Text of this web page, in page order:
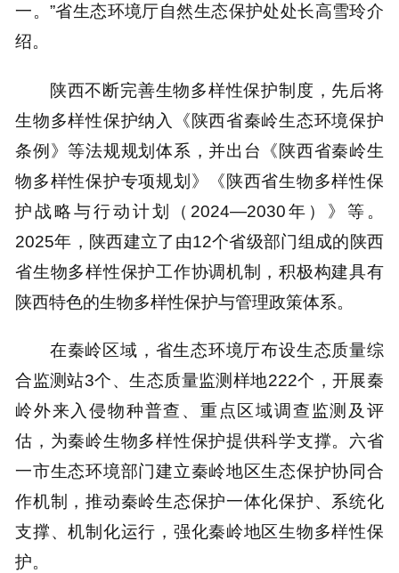
一。”省生态环境厅自然生态保护处处长高雪玲介
绍。
陕西不断完善生物多样性保护制度，先后将
生物多样性保护纳入《陕西省秦岭生态环境保护
条例》等法规规划体系，并出台《陕西省秦岭生
物多样性保护专项规划》《陕西省生物多样性保
护战略与行动计划（2024—2030年）》等。
2025年，陕西建立了由12个省级部门组成的陕西
省生物多样性保护工作协调机制，积极构建具有
陕西特色的生物多样性保护与管理政策体系。
在秦岭区域，省生态环境厅布设生态质量综
合监测站3个、生态质量监测样地222个，开展秦
岭外来入侵物种普查、重点区域调查监测及评
估，为秦岭生物多样性保护提供科学支撑。六省
一市生态环境部门建立秦岭地区生态保护协同合
作机制，推动秦岭生态保护一体化保护、系统化
支撑、机制化运行，强化秦岭地区生物多样性保
护。